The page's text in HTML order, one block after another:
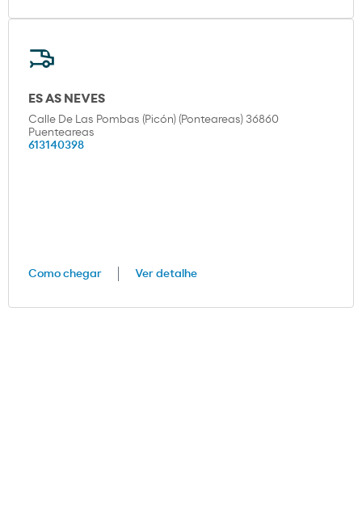
ES AS NEVES
Calle De Las Pombas (Picón) (Ponteareas) 36860
Puenteareas
613140398
Como chegar Ver detalhe